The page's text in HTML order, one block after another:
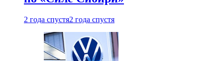
2 года спустя2 года спустя